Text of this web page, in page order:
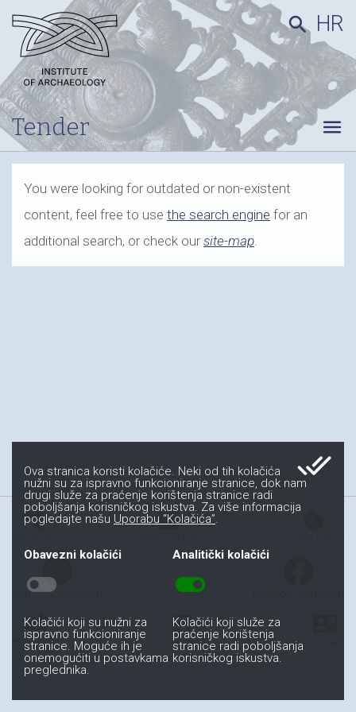
Tender
search HR
menu
You were looking for outdated or non-existent
content, feel free to use the search engine for an
additional search, or check oursite-map.
account_tree fact_check
iarh.academia.edu
auto_stories
Newsletter
all_inbox
Webmail
Copyright © svih priloga IARH 2003 – 2026, osim ako nije drukčije naznačeno
done_all
Ova stranica koristi kolačiće. Neki od tih kolačića
nužni su za ispravno funkcioniranje stranice, dok nam
drugi služe za praćenje korištenja stranice radi
poboljšanja korisničkog iskustva. Za više informacija
pogledajte našu Uporabu “Kolačića”.
Obavezni kolačići
toggle_off
Kolačići koji su nužni za
ispravno funkcioniranje
stranice. Moguće ih je
onemogućiti u postavkama
preglednika.
Analitički kolačići
toggle_on
Kolačići koji služe za
praćenje korištenja
stranice radi poboljšanja
korisničkog iskustva.